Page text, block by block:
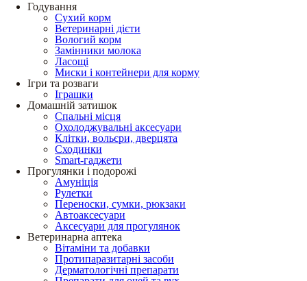
Годування
Сухий корм
Ветеринарні дієти
Вологий корм
Замінники молока
Ласощі
Миски і контейнери для корму
Ігри та розваги
Іграшки
Домашній затишок
Спальні місця
Охолоджувальні аксесуари
Клітки, вольєри, дверцята
Сходинки
Smart-гаджети
Прогулянки і подорожі
Амуніція
Рулетки
Переноски, сумки, рюкзаки
Автоаксесуари
Аксесуари для прогулянок
Ветеринарна аптека
Вітаміни та добавки
Протипаразитарні засоби
Дерматологічні препарати